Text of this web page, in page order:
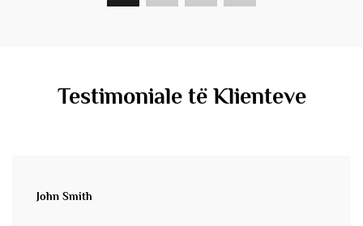
Testimoniale të Klienteve
John Smith